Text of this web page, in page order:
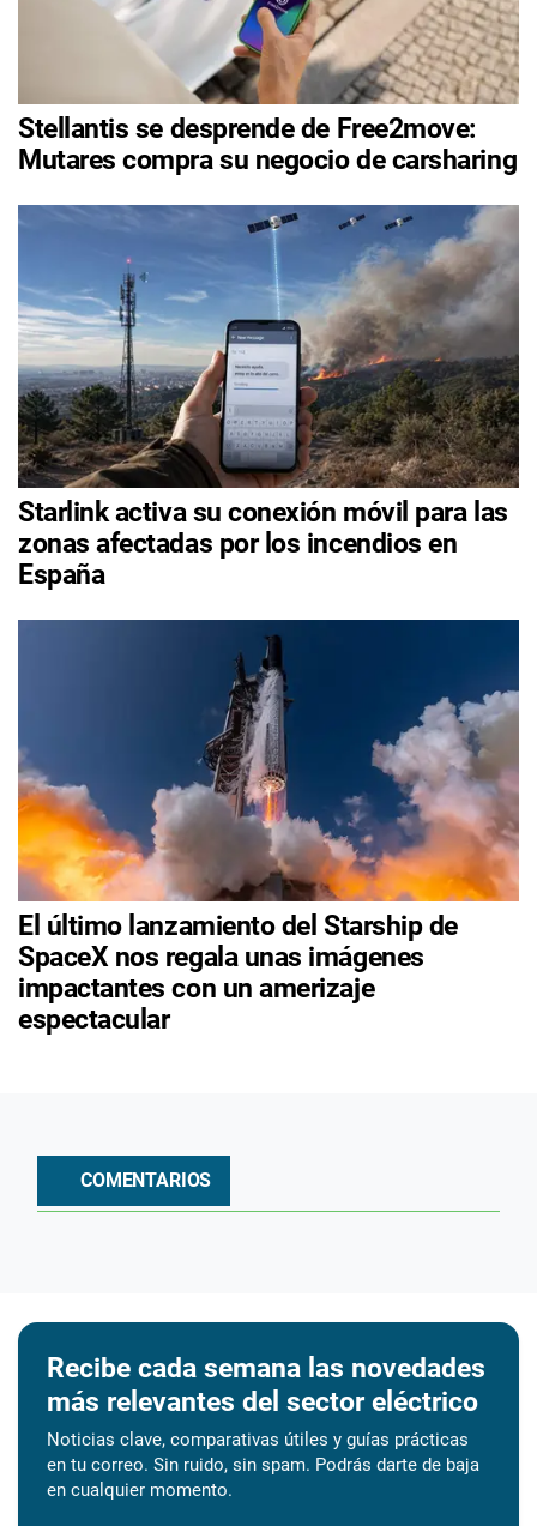
Stellantis se desprende de Free2move:
Mutares compra su negocio de carsharing
Starlink activa su conexión móvil para las
zonas afectadas por los incendios en
España
El último lanzamiento del Starship de
SpaceX nos regala unas imágenes
impactantes con un amerizaje
espectacular
COMENTARIOS
Recibe cada semana las novedades
más relevantes del sector eléctrico
Noticias clave, comparativas útiles y guías prácticas
en tu correo. Sin ruido, sin spam. Podrás darte de baja
en cualquier momento.